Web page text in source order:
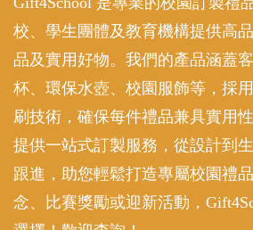
校、學生團體及教育機構提供高
品及實用好物。我們的產品涵蓋
杯、環保水壺、校園服飾等，採
刷技術，確保每件禮品兼具實用
提供一站式訂製服務，從設計到
跟進，助您輕鬆打造專屬校園禮
念、比賽獎勵或迎新活動，